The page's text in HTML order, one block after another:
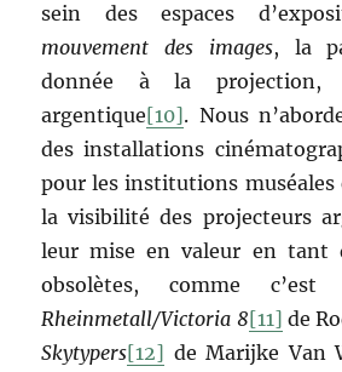
sein des espaces
mouvement des images, la
donnée à la projection,
argentique[10]. Nous
des installations
pour les institutions muséales
la visibilité des projecteurs
leur mise en valeur en tant
obsolètes, comme
Rheinmetall/Victoria 8[11] de
Skytypers[12] de Marijke Van